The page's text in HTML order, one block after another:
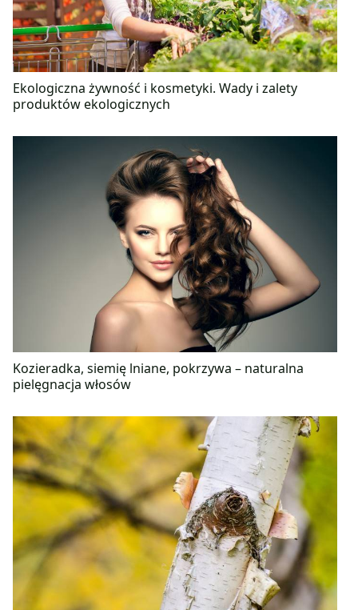
Ekologiczna żywność i kosmetyki. Wady i zalety
produktów ekologicznych
Kozieradka, siemię lniane, pokrzywa – naturalna
pielęgnacja włosów